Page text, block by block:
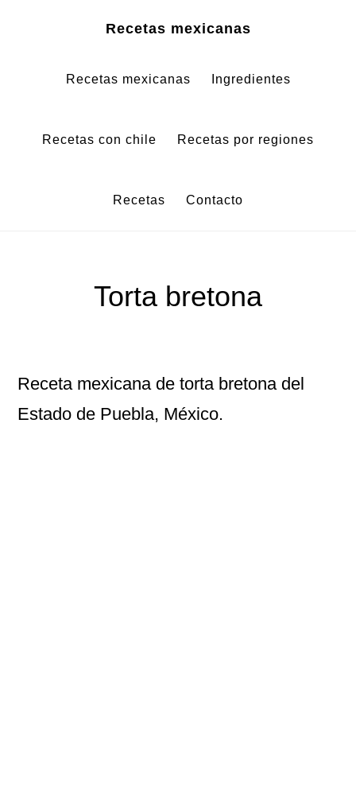
contenido
página
Recetas mexicanas
Recetas mexicanas Ingredientes
Recetas con chile Recetas por regiones
Recetas Contacto
Torta bretona
Receta mexicana detorta bretonadel
Estado de Puebla, México.